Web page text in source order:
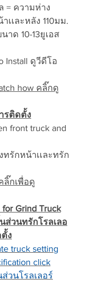
= ความห่าง
เเละหลัง 110มม.
าด 10-13ยูเอส
Install ดูวีดีโอ
how คลิ๊กดู
รติดตั้ง
front truck and
ทรักหน้าเเละทรัก
ลิ๊กเพื่อดู
Grind Truck
ส่วนทรักโรลเลอ
ง
truck setting
click
วนโรลเลอร์